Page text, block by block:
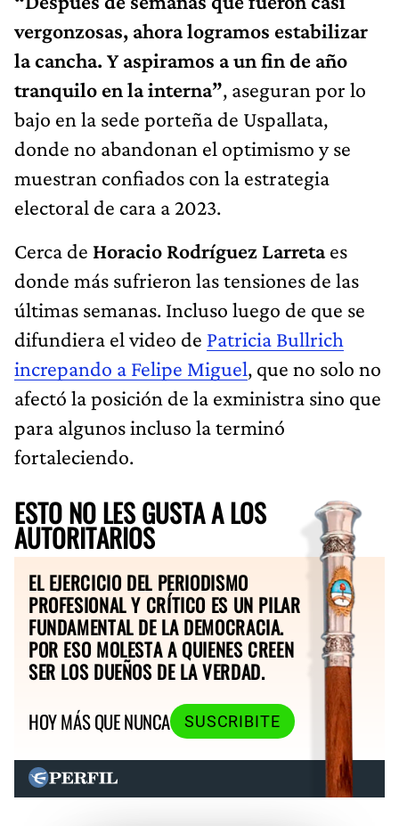
vergonzosas, ahora logramos estabilizar
la cancha. Y aspiramos a un fin de año
tranquilo en la interna”, aseguran por lo
bajo en la sede porteña de Uspallata,
donde no abandonan el optimismo y se
muestran confiados con la estrategia
electoral de cara a 2023.
Cerca de Horacio Rodríguez Larretaes
donde más sufrieron las tensiones de las
últimas semanas. Incluso luego de que se
difundiera el video de Patricia Bullrich
increpando a Felipe Miguel, que no solo no
afectó la posición de la exministra sino que
para algunos incluso la terminó
fortaleciendo.
ESTO NO LES GUSTA A LOS
AUTORITARIOS
EL EJERCICIO DEL PERIODISMO
PROFESIONAL Y CRÍTICO ES UN PILAR
FUNDAMENTAL DE LA DEMOCRACIA.
POR ESO MOLESTA A QUIENES CREEN
SER LOS DUEÑOS DE LA VERDAD.
HOY MÁS QUE NUNCA
SUSCRIBITE